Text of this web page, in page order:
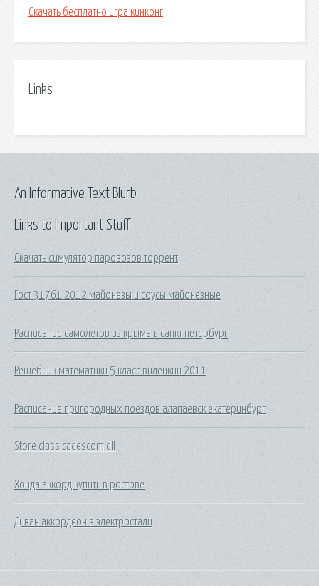
Скачать бесплатно игра кинконг
Links
Links to Important Stuff
Скачать симулятор паровозов торрент
Гост 31761 2012 майонезы и соусы майонезные
Расписание самолетов из крыма в санкт петербург
Решебник математики 5 класс виленкин 2011
Расписание пригородных поездов алапаевск екатеринбург
Store class cadescom dll
Хонда аккорд купить в ростове
Диван аккордеон в электростали
An Informative Text Blurb